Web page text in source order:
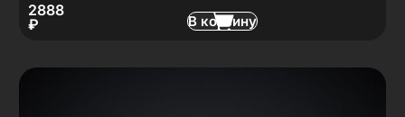
2888
₽
В корзину